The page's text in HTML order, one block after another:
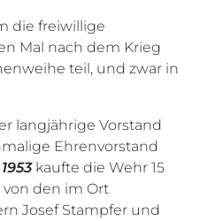
die freiwillige
Mal nach dem Krieg
teil, und zwar in
langjährige Vorstand
Ehrenvorstand
1953kaufte die Wehr 15
den im Ort
Josef Stampfer und